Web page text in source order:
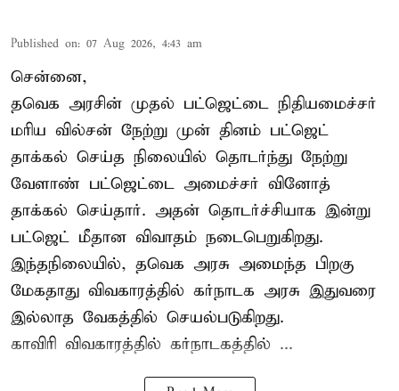
Published on: 07 Aug 2026, 4:43 am
சென்னை,
தவெக அரசின் முதல் பட்ஜெட்டை நிதியமைச்சர்
மரிய வில்சன் நேற்று முன் தினம் பட்ஜெட்
தாக்கல் செய்த நிலையில் தொடர்ந்து நேற்று
வேளாண் பட்ஜெட்டை அமைச்சர் வினோத்
தாக்கல் செய்தார். அதன் தொடர்ச்சியாக இன்று
பட்ஜெட் மீதான விவாதம் நடைபெறுகிறது.
இந்தநிலையில், தவெக அரசு அமைந்த பிறகு
மேகதாது விவகாரத்தில் கர்நாடக அரசு இதுவரை
இல்லாத வேகத்தில் செயல்படுகிறது.
காவிரி விவகாரத்தில் கர்நாடகத்தில் ...